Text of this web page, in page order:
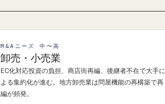
M&Aニーズ 中〜高
卸売・小売業
EC化対応投資の負担、商店街再編、後継者不在で大手に
よる集約化が進む。地方卸売業は問屋機能の再構築で再
編が頻発。